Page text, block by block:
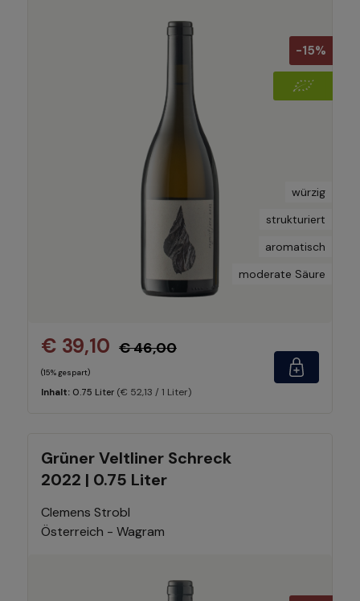
-15%
würzig
strukturiert
aromatisch
moderate Säure
€ 39,10 € 46,00
(15% gespart)
Inhalt: 0.75 Liter (€ 52,13 / 1 Liter)
Grüner Veltliner Schreck
2022 | 0.75 Liter
Clemens Strobl
Österreich - Wagram